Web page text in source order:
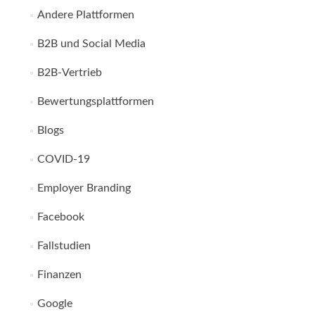
Andere Plattformen
B2B und Social Media
B2B-Vertrieb
Bewertungsplattformen
Blogs
COVID-19
Employer Branding
Facebook
Fallstudien
Finanzen
Google